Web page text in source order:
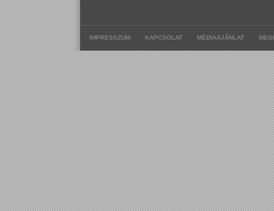
IMPRESSZUM KAPCSOLAT MÉDIAAJÁNLAT